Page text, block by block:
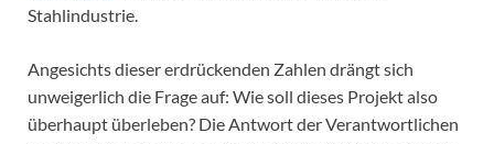
Stahlindustrie.
Angesichts dieser erdrückenden Zahlen drängt sich
unweigerlich die Frage auf: Wie soll dieses Projekt also
überhaupt überleben? Die Antwort der Verantwortlichen